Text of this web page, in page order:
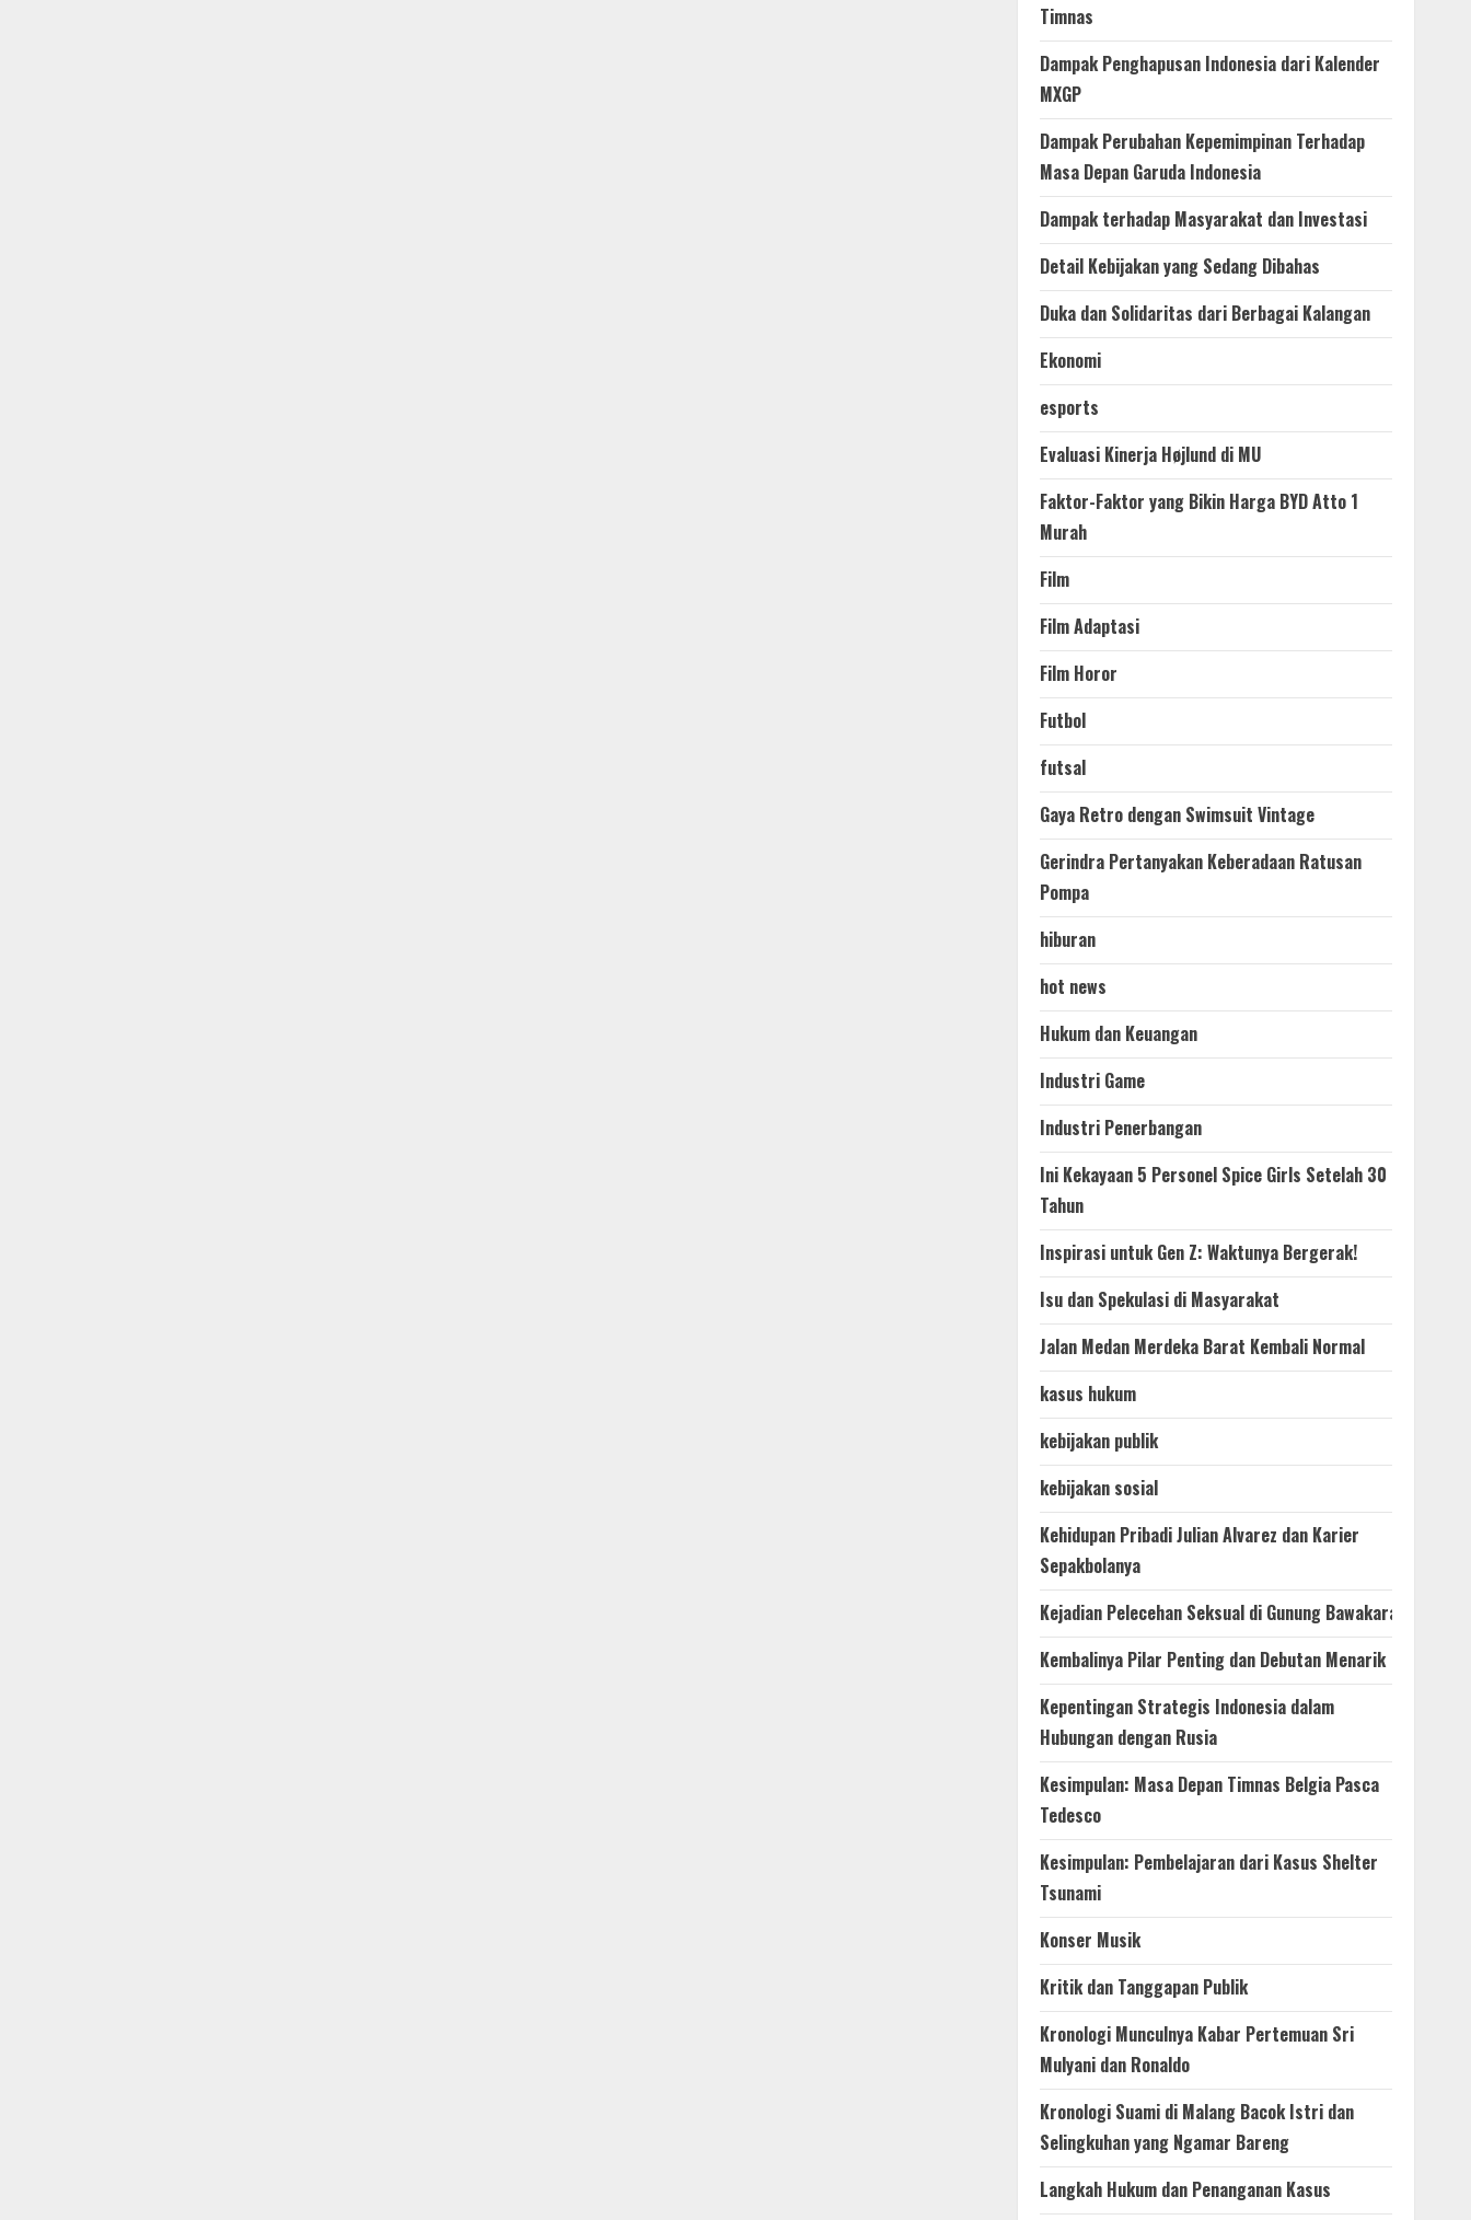
Timnas
Dampak Penghapusan Indonesia dari Kalender
MXGP
Dampak Perubahan Kepemimpinan Terhadap
Masa Depan Garuda Indonesia
Dampak terhadap Masyarakat dan Investasi
Detail Kebijakan yang Sedang Dibahas
Duka dan Solidaritas dari Berbagai Kalangan
Ekonomi
esports
Evaluasi Kinerja Højlund di MU
Faktor-Faktor yang Bikin Harga BYD Atto 1
Murah
Film
Film Adaptasi
Film Horor
Futbol
futsal
Gaya Retro dengan Swimsuit Vintage
Gerindra Pertanyakan Keberadaan Ratusan
Pompa
hiburan
hot news
Hukum dan Keuangan
Industri Game
Industri Penerbangan
Ini Kekayaan 5 Personel Spice Girls Setelah 30
Tahun
Inspirasi untuk Gen Z: Waktunya Bergerak!
Isu dan Spekulasi di Masyarakat
Jalan Medan Merdeka Barat Kembali Normal
kasus hukum
kebijakan publik
kebijakan sosial
Kehidupan Pribadi Julian Alvarez dan Karier
Sepakbolanya
Kejadian Pelecehan Seksual di Gunung Bawakaraeng
Kembalinya Pilar Penting dan Debutan Menarik
Kepentingan Strategis Indonesia dalam
Hubungan dengan Rusia
Kesimpulan: Masa Depan Timnas Belgia Pasca
Tedesco
Kesimpulan: Pembelajaran dari Kasus Shelter
Tsunami
Konser Musik
Kritik dan Tanggapan Publik
Kronologi Munculnya Kabar Pertemuan Sri
Mulyani dan Ronaldo
Kronologi Suami di Malang Bacok Istri dan
Selingkuhan yang Ngamar Bareng
Langkah Hukum dan Penanganan Kasus